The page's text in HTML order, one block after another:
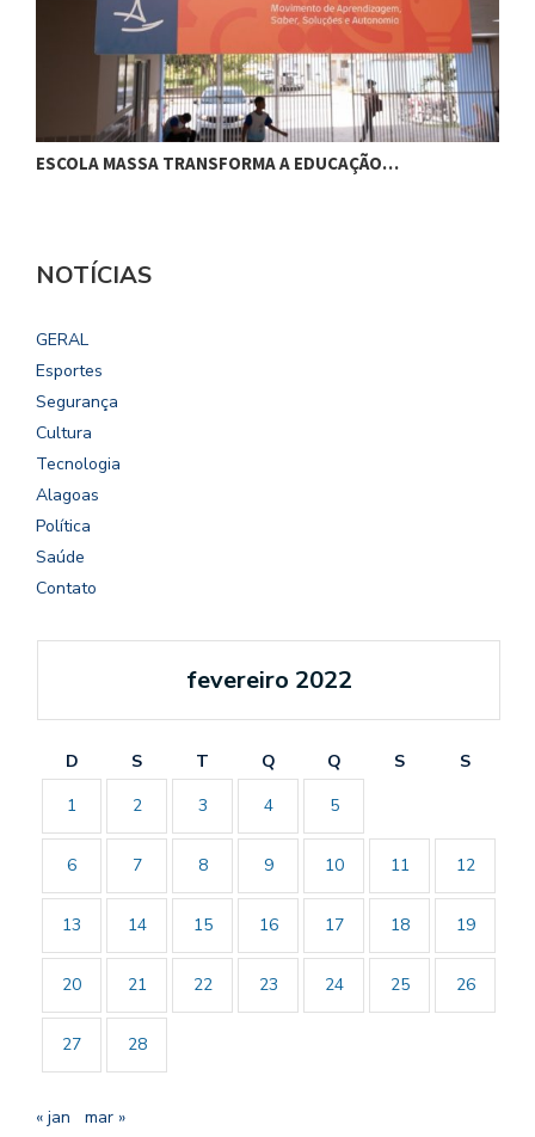
ESCOLA MASSA TRANSFORMA A EDUCAÇÃO…
NOTÍCIAS
GERAL
Esportes
Segurança
Cultura
Tecnologia
Alagoas
Política
Saúde
Contato
fevereiro 2022
D S T Q Q S
S
1
2 3 4 5
6 7 8 9 10 11 12
13 14 15 16 17 18 19
20 21 22 23 24 25 26
27 28
« jan mar »